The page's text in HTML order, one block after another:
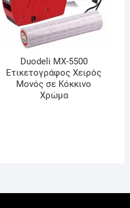
Duodeli MX-5500
Ετικετογράφος Χειρός
Μονός σε Κόκκινο
Χρώμα